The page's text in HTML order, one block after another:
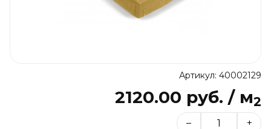
Артикул: 40002129
2120.00 руб. / м2
– +